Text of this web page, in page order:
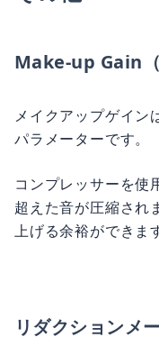
Make-up Gain（
メイクアップゲイン
パラメーターです。
コンプレッサーを使
超えた音が圧縮され
上げる余裕ができま
リダクションメ